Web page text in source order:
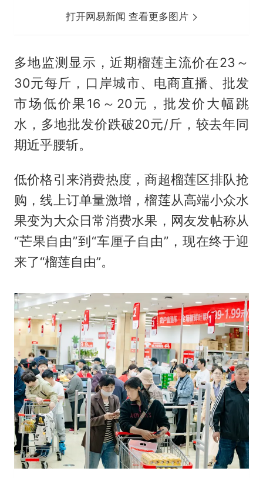
打开网易新闻 查看更多图片
多地监测显示，近期榴莲主流价在23～
30元每斤，口岸城市、电商直播、批发
市场低价果16～20元，批发价大幅跳
水，多地批发价跌破20元/斤，较去年同
期近乎腰斩。
低价格引来消费热度，商超榴莲区排队抢
购，线上订单量激增，榴莲从高端小众水
果变为大众日常消费水果，网友发帖称从
“芒果自由”到“车厘子自由”，现在终于迎
来了“榴莲自由”。